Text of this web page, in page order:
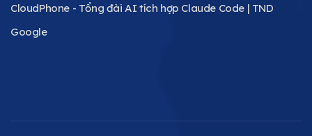
CloudPhone - Tổng đài AI tích hợp Claude Code | TND
Google